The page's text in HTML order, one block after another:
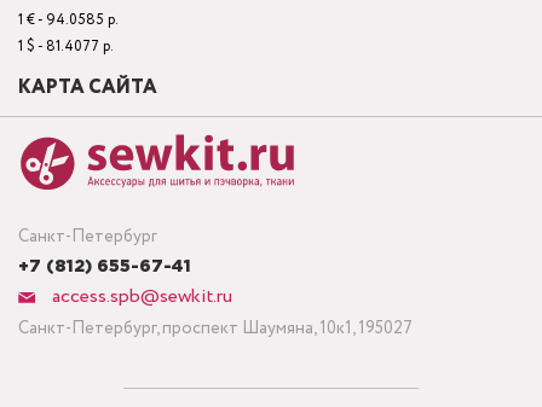
Санкт-Петербург
+7 (812) 655-67-41
access.spb@sewkit.ru
Санкт-Петербург, проспект Шаумяна, 10к1, 195027
1 € - 94.0585 р.
1 $ - 81.4077 р.
КАРТА САЙТА